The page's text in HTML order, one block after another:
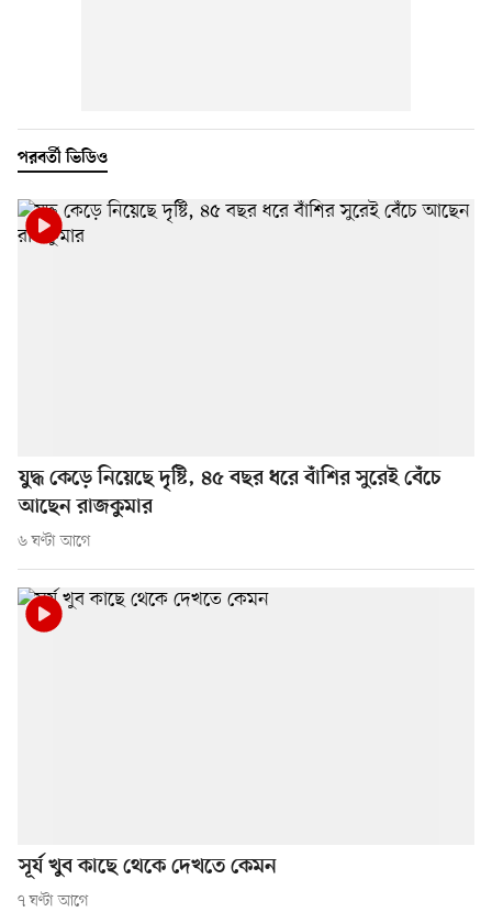
পরবর্তী ভিডিও
যুদ্ধ কেড়ে নিয়েছে দৃষ্টি, ৪৫ বছর ধরে বাঁশির সুরেই বেঁচে
আছেন রাজকুমার
৬ ঘণ্টা আগে
সূর্য খুব কাছে থেকে দেখতে কেমন
৭ ঘণ্টা আগে